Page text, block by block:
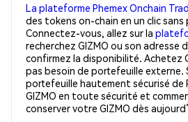
La plateforme Phemex Onchain
des tokens on-chain en un clic
Connectez-vous, allez sur la
recherchez GIZMO ou son adresse
confirmez la disponibilité. Achetez
pas besoin de portefeuille externe.
portefeuille hautement sécurisé de
GIZMO en toute sécurité et
conserver votre GIZMO dès